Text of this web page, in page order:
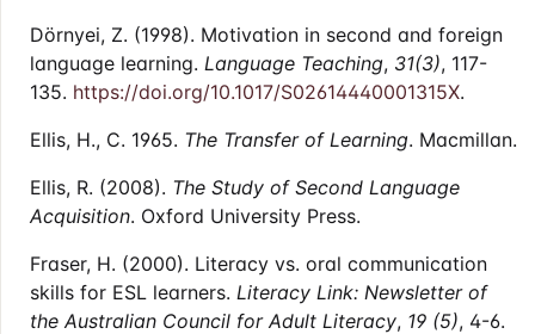
Dörnyei, Z. (1998). Motivation in second and foreign
language learning. Language Teaching, 31(3), 117-
135. https://doi.org/10.1017/S02614440001315X.
Ellis, H., C. 1965. The Transfer of Learning. Macmillan.
Ellis, R. (2008). The Study of Second Language
Acquisition. Oxford University Press.
Fraser, H. (2000). Literacy vs. oral communication
skills for ESL learners. Literacy Link: Newsletter of
the Australian Council for Adult Literacy, 19 (5), 4-6.